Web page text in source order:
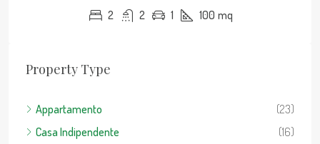
2 2 1 100 mq
Property Type
Appartamento
(23)
Casa Indipendente
(16)